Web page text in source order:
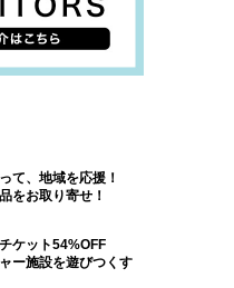
て、地域を応援！
をお取り寄せ！
ケット54%OFF
ー施設を遊びつくす